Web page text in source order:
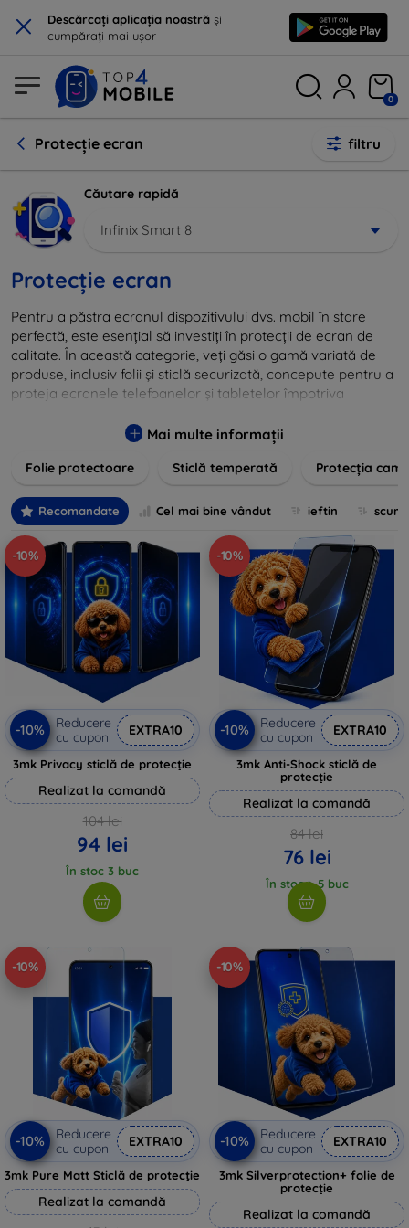
× Descărcați aplicația noastră și
cumpărați mai ușor
0
Protecție ecran filtru
Căutare rapidă
Infinix Smart 8
Protecție ecran
Pentru a păstra ecranul dispozitivului dvs. mobil în stare
perfectă, este esențial să investiți în protecții de ecran de
calitate. În această categorie, veți găsi o gamă variată de
produse, inclusiv folii și sticlă securizată, concepute pentru a
proteja ecranele telefoanelor și tabletelor împotriva
fabricate din materiale durabile și sunt ușor de aplicat,
Alegeți soluția care se potrivește cel mai bine nevoilor
dispozitivului. Asigurați-vă că investiția în tehnologie rămâne
intactă și arată ca nouă mult timp cu protecțiile de ecran din
oferta noastră.
Mai multe informații
Folie protectoare Sticlă temperată Protecția
Recomandate Cel mai bine vândut ieftin
-10%
-10%
Reducere
cu cupon
EXTRA10
3mk Privacy sticlă de protecție
Realizat la comandă
104 lei
94 lei
În stoc 3 buc
-10%
-10%
Reducere
cu cupon
EXTRA10
3mk Anti-Shock sticlă de
protecție
Realizat la comandă
84 lei
76 lei
În stoc > 5 buc
-10%
-10%
Reducere
cu cupon
EXTRA10
3mk Pure Matt Sticlă de protecție
Realizat la comandă
-10%
-10%
Reducere
cu cupon
EXTRA10
3mk Silverprotection+ folie de
protecție
Realizat la comandă